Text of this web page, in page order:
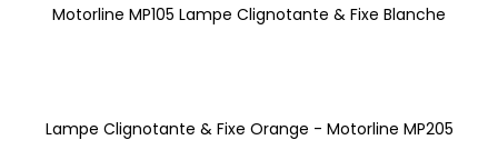
Motorline MP105 Lampe Clignotante & Fixe Blanche
Lampe Clignotante & Fixe Orange - Motorline MP205